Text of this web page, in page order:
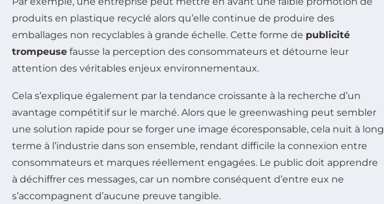
produits en plastique recyclé alors qu’elle continue de produire des
emballages non recyclables à grande échelle. Cette forme de publicité
trompeuse fausse la perception des consommateurs et détourne leur
attention des véritables enjeux environnementaux.
Cela s’explique également par la tendance croissante à la recherche d’un
avantage compétitif sur le marché. Alors que le greenwashing peut sembler
une solution rapide pour se forger une image écoresponsable, cela nuit à long
terme à l’industrie dans son ensemble, rendant difficile la connexion entre
consommateurs et marques réellement engagées. Le public doit apprendre
à déchiffrer ces messages, car un nombre conséquent d’entre eux ne
s’accompagnent d’aucune preuve tangible.